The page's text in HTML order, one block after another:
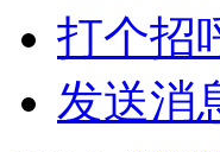
打个招
发送消